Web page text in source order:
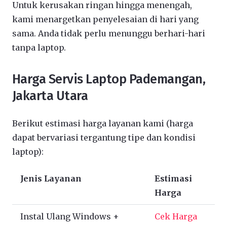
Untuk kerusakan ringan hingga menengah,
kami menargetkan penyelesaian di hari yang
sama. Anda tidak perlu menunggu berhari-hari
tanpa laptop.
Harga Servis Laptop Pademangan,
Jakarta Utara
Berikut estimasi harga layanan kami (harga
dapat bervariasi tergantung tipe dan kondisi
laptop):
Jenis Layanan
Estimasi
Harga
Instal Ulang Windows +
Cek Harga